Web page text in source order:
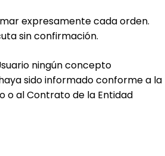
expresamente cada orden.
sin confirmación.
ningún concepto
sido informado conforme a la
o al Contrato de la Entidad